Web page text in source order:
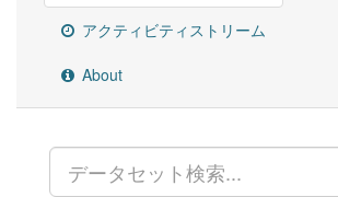
アクティビティストリーム
About